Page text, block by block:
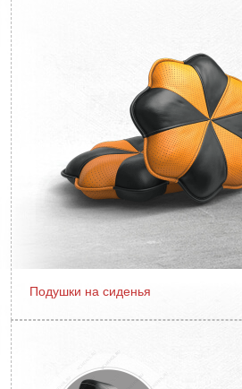
Подушки на сиденья